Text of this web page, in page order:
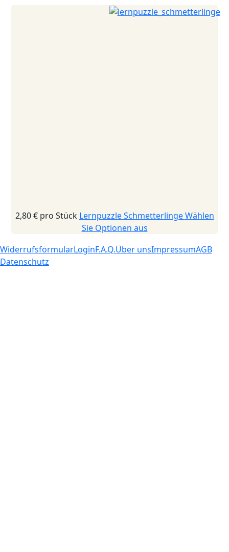
2,80 € pro Stück Lernpuzzle SchmetterlingeWählen
Sie Optionen aus
WiderrufsformularLoginF.A.Q.Über unsImpressumAGB
Datenschutz